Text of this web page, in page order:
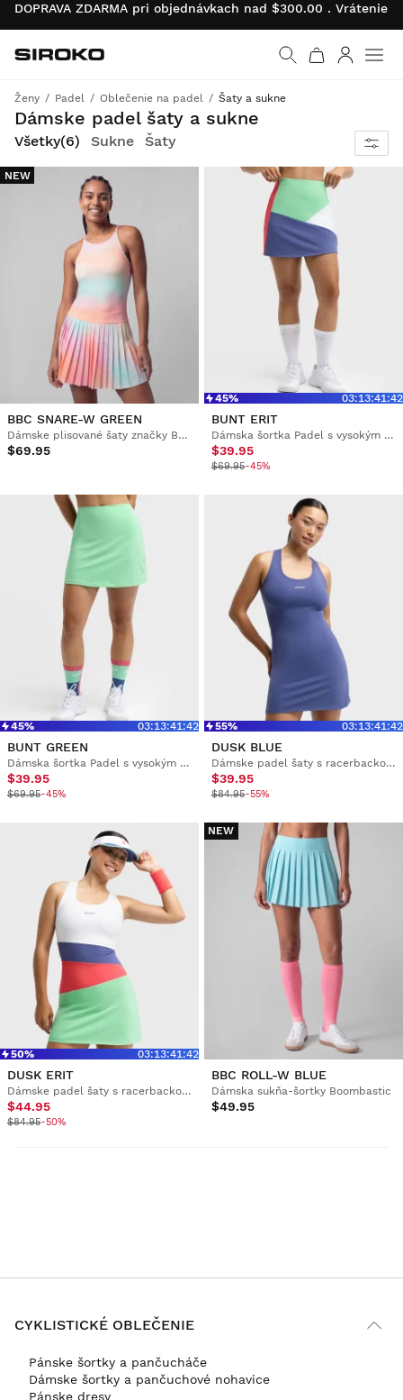
DOPRAVA ZDARMA pri objednávkach nad $300.00 .
Prejsť na domovskú
Siroko.com
Ženy Padel Oblečenie na padel Šaty a sukne
Dámske padel šaty a sukne
Štýl, pohodlie a neobmedzený pohyb
Všetky(6) Sukne Šaty
NEW
BBC SNARE-W GREEN
Dámske plisované šaty značky Boombastic
$69.95
45% 03:13:41:42
BUNT ERIT
Dámska šortka Padel s vysokým strihom
$39.95
$69.95-45%
45% 03:13:41:42
BUNT GREEN
Dámska šortka Padel s vysokým strihom
$39.95
$69.95-45%
55% 03:13:41:42
DUSK BLUE
Dámske padel šaty s racerbackom
$39.95
$84.95-55%
50% 03:13:41 :42
DUSK ERIT
Dámske padel šaty s racerbackom
$44.95
$84.95-50%
NEW
BBC ROLL-W BLUE
Dámska sukňa-šortky Boombastic
$49.95
CYKLISTICKÉ OBLEČENIE
Pánske šortky a pančucháče
Dámske šortky a pančuchové nohavice
Pánske dresy